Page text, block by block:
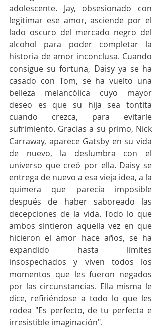
adolescente. Jay, obsesionado con
legitimar ese amor, asciende por el
lado oscuro del mercado negro del
alcohol para poder completar la
historia de amor inconclusa. Cuando
consigue su fortuna, Daisy ya se ha
casado con Tom, se ha vuelto una
belleza melancólica cuyo mayor
deseo es que su hija sea tontita
cuando crezca, para evitarle
sufrimiento. Gracias a su primo, Nick
Carraway, aparece Gatsby en su vida
de nuevo, la deslumbra con el
universo que creó por ella. Daisy se
entrega de nuevo a esa vieja idea, a la
quimera que parecía imposible
después de haber saboreado las
decepciones de la vida. Todo lo que
ambos sintieron aquella vez en que
hicieron el amor hace años, se ha
expandido hasta límites
insospechados y viven todos los
momentos que les fueron negados
por las circunstancias. Ella misma le
dice, refiriéndose a todo lo que les
rodea "Es perfecto, de tu perfecta e
irresistible imaginación".